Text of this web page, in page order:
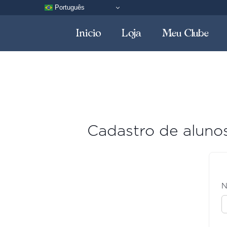
Português
Inicio Loja Meu Clube
Cadastro de